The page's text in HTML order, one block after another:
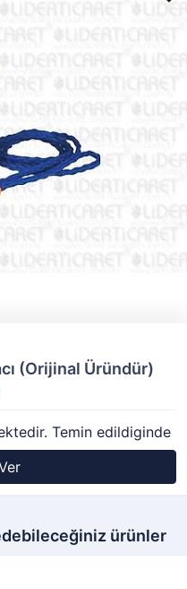
(Orijinal Üründür)
Temin edildiginde
ürünler